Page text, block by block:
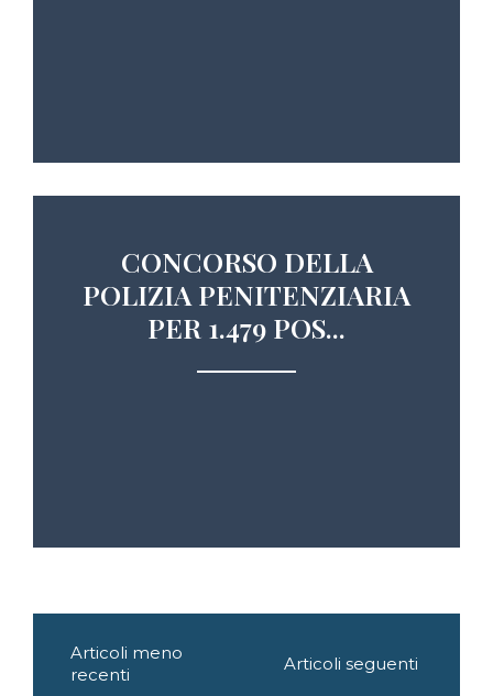
CONCORSO DELLA
POLIZIA PENITENZIARIA
PER 1.479 POS...
articoli
Articoli meno
recenti
Articoli seguenti